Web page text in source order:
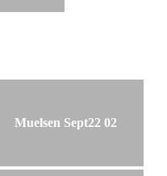
Muelsen Sept22 02